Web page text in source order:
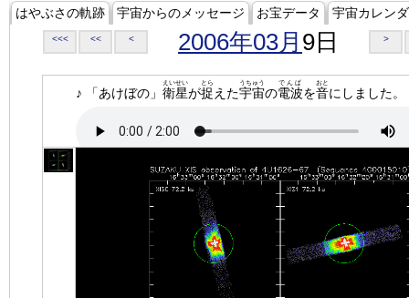
はやぶさの軌跡 宇宙からのメッセージ お宝データ 宇宙カレン
<<< << < 2006年03月 9日 >
♪ 「あけぼの」 衛星
えいせい
が捉
とら
えた宇宙
うちゅう
の電波
でんぱ
を音
おと
にしました。